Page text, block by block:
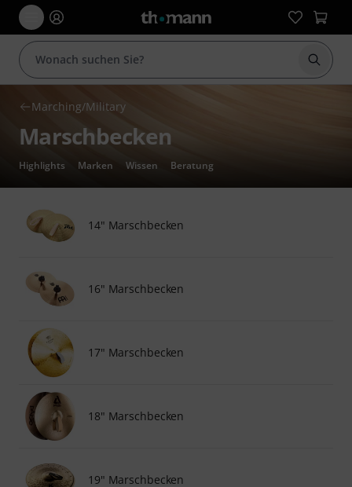
Suche
Marching/Military
Marschbecken
Highlights Marken Wissen Beratung
14" Marschbecken
16" Marschbecken
17" Marschbecken
18" Marschbecken
19" Marschbecken